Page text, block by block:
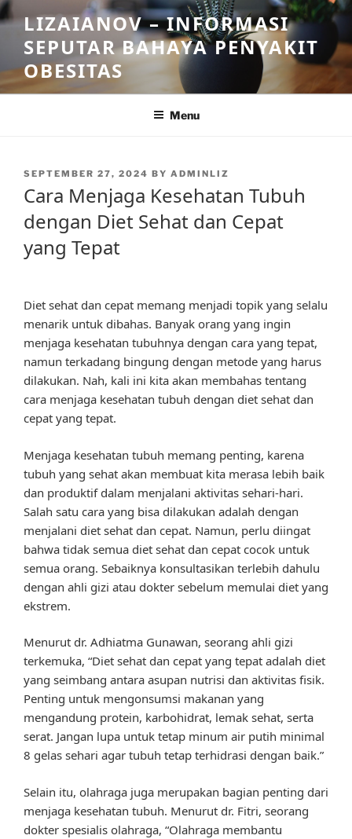
Skip
to
content
LIZAIANOV – INFORMASI
SEPUTAR BAHAYA PENYAKIT
OBESITAS
Menu
POSTED
SEPTEMBER 27, 2024 BY ADMINLIZ
Cara Menjaga Kesehatan Tubuh
dengan Diet Sehat dan Cepat
yang Tepat
Diet sehat dan cepat memang menjadi topik yang selalu
menarik untuk dibahas. Banyak orang yang ingin
menjaga kesehatan tubuhnya dengan cara yang tepat,
namun terkadang bingung dengan metode yang harus
dilakukan. Nah, kali ini kita akan membahas tentang
cara menjaga kesehatan tubuh dengan diet sehat dan
cepat yang tepat.
Menjaga kesehatan tubuh memang penting, karena
tubuh yang sehat akan membuat kita merasa lebih baik
dan produktif dalam menjalani aktivitas sehari-hari.
Salah satu cara yang bisa dilakukan adalah dengan
menjalani diet sehat dan cepat. Namun, perlu diingat
bahwa tidak semua diet sehat dan cepat cocok untuk
semua orang. Sebaiknya konsultasikan terlebih dahulu
dengan ahli gizi atau dokter sebelum memulai diet yang
ekstrem.
Menurut dr. Adhiatma Gunawan, seorang ahli gizi
terkemuka, “Diet sehat dan cepat yang tepat adalah diet
yang seimbang antara asupan nutrisi dan aktivitas fisik.
Penting untuk mengonsumsi makanan yang
mengandung protein, karbohidrat, lemak sehat, serta
serat. Jangan lupa untuk tetap minum air putih minimal
8 gelas sehari agar tubuh tetap terhidrasi dengan baik.”
Selain itu, olahraga juga merupakan bagian penting dari
menjaga kesehatan tubuh. Menurut dr. Fitri, seorang
dokter spesialis olahraga, “Olahraga membantu